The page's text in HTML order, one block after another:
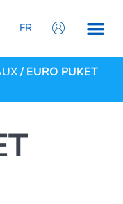
FR
IT
EN
/ EURO PUKET